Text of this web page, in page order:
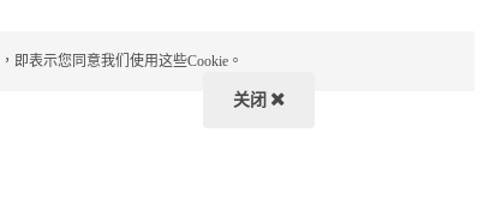
即表示您同意我们使用这些Cookie。
关闭